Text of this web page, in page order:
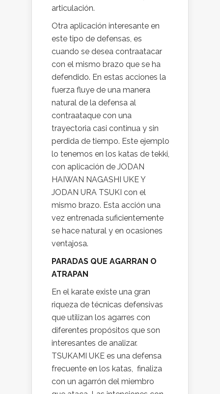
articulación.
Otra aplicación interesante en
este tipo de defensas, es
cuando se desea contraatacar
con el mismo brazo que se ha
defendido. En estas acciones la
fuerza fluye de una manera
natural de la defensa al
contraataque con una
trayectoria casi continua y sin
perdida de tiempo. Este ejemplo
lo tenemos en los katas de tekki,
con aplicación de JODAN
HAIWAN NAGASHI UKE Y
JODAN URA TSUKI con el
mismo brazo. Esta acción una
vez entrenada suficientemente
se hace natural y en ocasiones
ventajosa.
PARADAS QUE AGARRAN O
ATRAPAN
En el karate existe una gran
riqueza de técnicas defensivas
que utilizan los agarres con
diferentes propósitos que son
interesantes de analizar.
TSUKAMI UKE es una defensa
frecuente en los katas, finaliza
con un agarrón del miembro